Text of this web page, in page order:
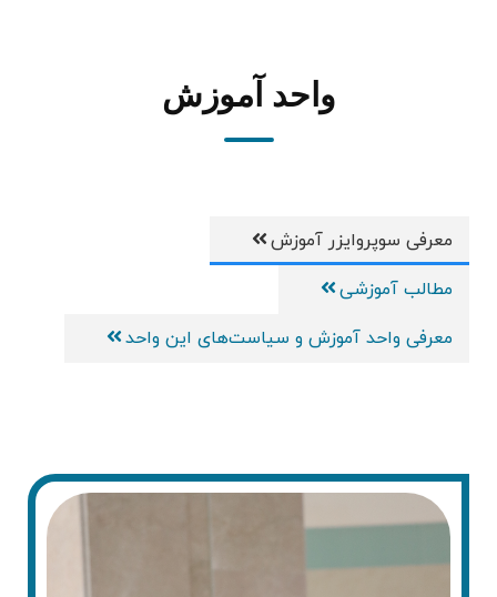
واحد آموزش
معرفی سوپروایزر آموزش
مطالب آموزشی
معرفی واحد آموزش و سیاست‌های این واحد